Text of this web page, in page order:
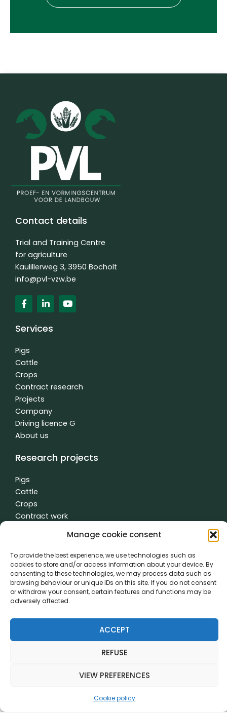
Manage cookie consent
To provide the best experience, we use technologies such as
cookies to store and/or access information about your device. By
consenting to these technologies, we may process data such as
browsing behaviour or unique IDs on this site. If you do not consent
or withdraw your consent, certain features and functions may be
adversely affected.
ACCEPT
REFUSE
VIEW PREFERENCES
Cookie policy
Contact details
Trial and Training Centre
for agriculture
Kaulillerweg 3, 3950 Bocholt
info@pvl-vzw.be
F
a
c
e
b
o
k
f
L
i
n
k
e
n
Y
o
u
Services
Pigs
Cattle
Crops
Contract research
Projects
Company
Driving licence G
About us
Research projects
Pigs
Cattle
Crops
Contract work
General terms and conditions| Privacy policy| made with
by
creativity time